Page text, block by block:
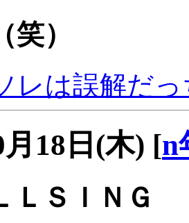
笑）
レは誤解だ
18日(木) [n
ＬＳＩＮＧ